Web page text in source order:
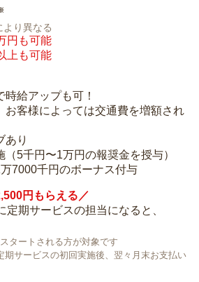
り異なる
円も可能
上も可能
給アップも可！
客様によっては交通費を増額され
あり
（5千円〜1万円の報奨金を授与）
7000千円のボーナス付与
円もらえる／
定期サービスの担当になると、
タートされる方が対象です
期サービスの初回実施後、翌々月末お支払い